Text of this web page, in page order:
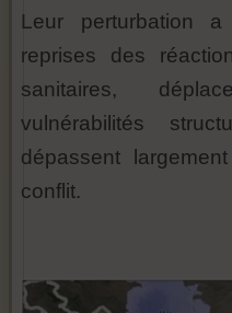
Leur perturbation
reprises des
sanitaires,
vulnérabilités
dépassent
conflit.